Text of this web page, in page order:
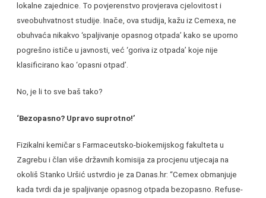
lokalne zajednice. To povjerenstvo provjerava cjelovitost i
sveobuhvatnost studije. Inače, ova studija, kažu iz Cemexa, ne
obuhvaća nikakvo ‘spaljivanje opasnog otpada’ kako se uporno
pogrešno ističe u javnosti, već ‘goriva iz otpada’ koje nije
klasificirano kao ‘opasni otpad’.
No, je li to sve baš tako?
‘Bezopasno? Upravo suprotno!’
Fizikalni kemičar s Farmaceutsko-biokemijskog fakulteta u
Zagrebu i član više državnih komisija za procjenu utjecaja na
okoliš Stanko Uršić ustvrdio je za Danas.hr: “Cemex obmanjuje
kada tvrdi da je spaljivanje opasnog otpada bezopasno. Refuse-